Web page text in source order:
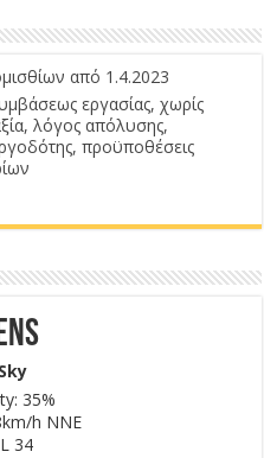
από 1.4.2023
εργασίας, χωρίς
λόγος απόλυσης,
προϋποθέσεις
35%
h NNE
34